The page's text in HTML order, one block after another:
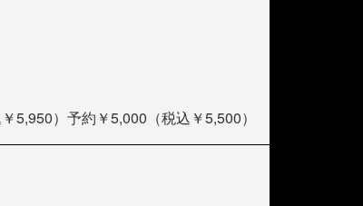
5,950）予約￥5,000（税込￥5,500）